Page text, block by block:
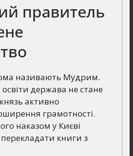
правитель
називають Мудрим.
освіти держава не стане
активно
грамотності.
наказом у Києві
книги з